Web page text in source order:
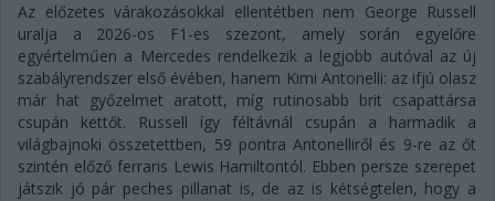
Az előzetes várakozásokkal ellentétben nem George Russell
uralja a 2026-os F1-es szezont, amely során egyelőre
egyértelműen a Mercedes rendelkezik a legjobb autóval az új
szabályrendszer első évében, hanem Kimi Antonelli: az ifjú olasz
már hat győzelmet aratott, míg rutinosabb brit csapattársa
csupán kettőt. Russell így féltávnál csupán a harmadik a
világbajnoki összetettben, 59 pontra Antonelliről és 9-re az őt
szintén előző ferraris Lewis Hamiltontól. Ebben persze szerepet
játszik jó pár peches pillanat is, de az is kétségtelen, hogy a